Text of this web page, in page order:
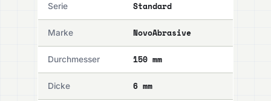
Serie Standard
Marke NovoAbrasive
Durchmesser 150 mm
Dicke 6 mm